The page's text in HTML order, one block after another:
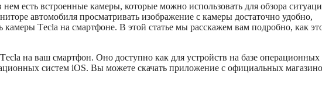
есть встроенные камеры, которые можно использовать для обзора
автомобиля просматривать изображение с камеры достаточно удобно,
Tесla на смартфоне. В этой статье мы расскажем вам подробно, как
на ваш смартфон. Оно доступно как для устройств на базе операционных
систем iOS. Вы можете скачать приложение с официальных